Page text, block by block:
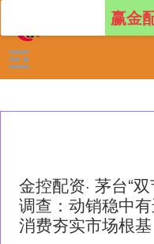
赢金
金控配资· 茅台“
调查：动销稳中
消费夯实市场根基